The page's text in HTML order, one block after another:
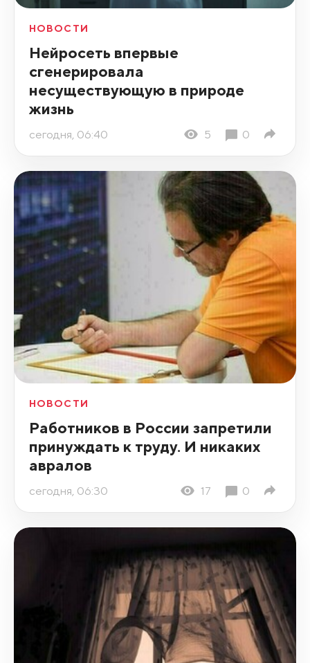
НОВОСТИ
Нейросеть впервые
сгенерировала
несуществующую в природе
жизнь
сегодня, 06:40 5 0
НОВОСТИ
Работников в России запретили
принуждать к труду. И никаких
авралов
сегодня, 06:30 17 0